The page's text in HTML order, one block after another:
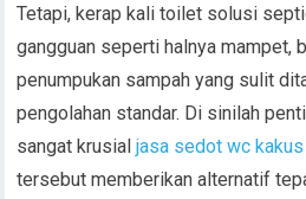
Tetapi, kerap kali toilet solusi
gangguan seperti halnya mampet,
penumpukan sampah yang sulit
pengolahan standar. Di sinilah
sangat krusialjasa sedot wc
tersebut memberikan alternatif